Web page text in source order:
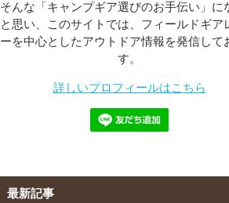
そんな「キャンプギア選びのお手伝い」に
と思い、このサイトでは、フィールドギア
ーを中心としたアウトドア情報を発信して
す。
詳しいプロフィールはこちら
最新記事